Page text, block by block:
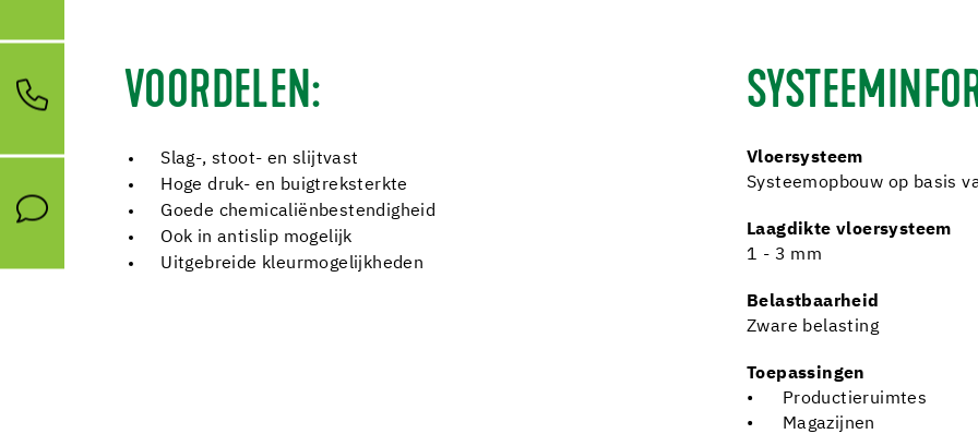
VOORDELEN:
Slag-, stoot- en slijtvast
Hoge druk- en buigtreksterkte
Goede chemicaliënbestendigheid
Ook in antislip mogelijk
Uitgebreide kleurmogelijkheden
Vloersysteem
Systeemopbouw op basis
Laagdikte vloersysteem
1 - 3 mm
Belastbaarheid
Zware belasting
Toepassingen
• Productieruimtes
• Magazijnen